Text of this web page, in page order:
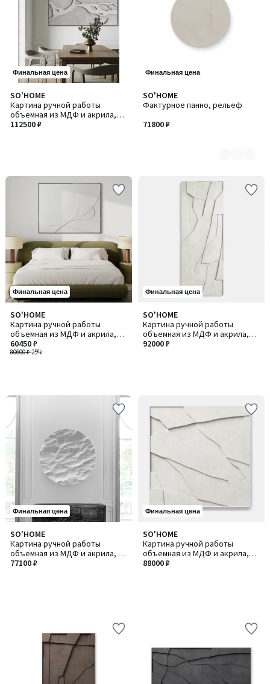
Финальная цена
SO'HOME
Картина ручной работы
объемная из МДФ и акрила,
90х150 см
112500 ₽
Финальная цена
SO'HOME
Фактурное панно, рельеф
71800 ₽
Количество
цветов:
3
Финальная цена
SO'HOME
Картина ручной работы
объемная из МДФ и акрила,
140х100 см
80600 ₽-25%
60450 ₽
Финальная цена
SO'HOME
Картина ручной работы
объемная из МДФ и акрила,
180х65 см
92000 ₽
Финальная цена
SO'HOME
Картина ручной работы
объемная из МДФ и акрила, 80
см
77100 ₽
Финальная цена
SO'HOME
Картина ручной работы
объемная из МДФ и акрила,
115 см
88000 ₽